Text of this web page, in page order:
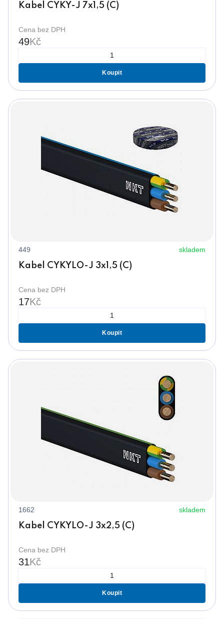
Kabel CYKY-J 7x1,5 (C)
Cena bez DPH
49Kč
Koupit
449 skladem
Kabel CYKYLO-J 3x1,5 (C)
Cena bez DPH
17Kč
Koupit
1662 skladem
Kabel CYKYLO-J 3x2,5 (C)
Cena bez DPH
31Kč
Koupit